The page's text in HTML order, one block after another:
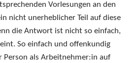
Vorlesungen an den
nicht unerheblicher Teil auf diese
die Antwort ist nicht so einfach,
So einfach und offenkundig
Person als Arbeitnehmer:in auf